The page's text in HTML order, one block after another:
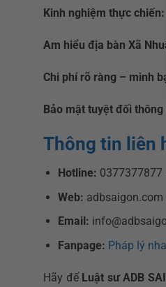
Kinh nghiệm thực chiến:
Am hiểu địa bàn Xã
Chi phí rõ ràng – minh
Bảo mật tuyệt đối
Thông tin liên
Hotline:
Web: adbsaigon.com
Email:
Fanpage: Pháp lý
Hãy để Luật sư ADB